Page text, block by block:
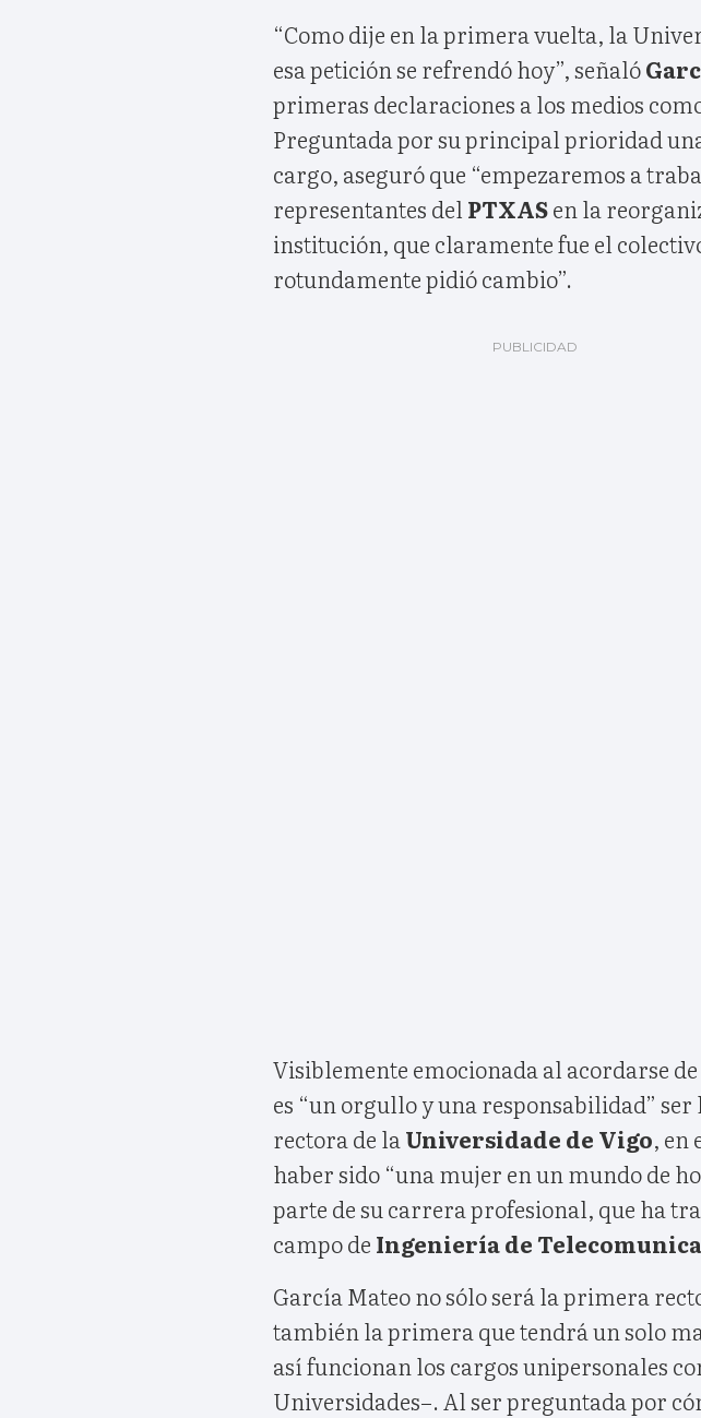
“Como dije en la primera vuelta, la
esa petición se refrendó hoy”, señaló
primeras declaraciones a los medios
Preguntada por su principal prioridad
cargo, aseguró que “empezaremos a
representantes del PTXASen la
institución, que claramente fue el
rotundamente pidió cambio”.
Visiblemente emocionada al acordarse
es “un orgullo y una responsabilidad”
rectora de laUniversidade de Vigo, en
haber sido “una mujer en un mundo de
parte de su carrera profesional, que ha
campo de Ingeniería de
García Mateo no sólo será la primera
también la primera que tendrá un solo
así funcionan los cargos unipersonales
Universidades–. Al ser preguntada por